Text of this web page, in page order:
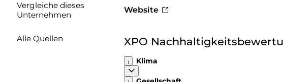
Vergleiche dieses
Unternehmen
Alle Quellen
Website
XPO
Klima